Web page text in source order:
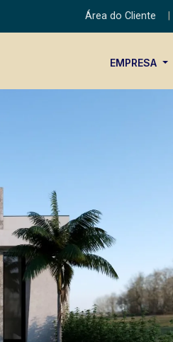
Área do Cliente
EMPRESA